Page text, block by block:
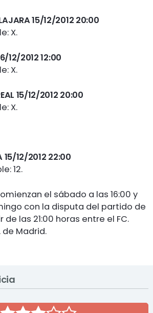
15/12/2012 20:00
X.
12/2012 12:00
X.
15/12/2012 20:00
X.
15/12/2012 22:00
12.
el sábado a las 16:00 y
con la disputa del partido de
las 21:00 horas entre el FC.
de Madrid.